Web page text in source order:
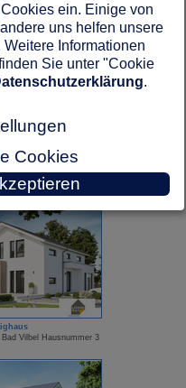
Vilbel Hausnummer 19
Vilbel Hausnummer 3
ein. Einige von
uns helfen unsere
Weitere Informationen
Sie unter "Cookie
.
Cookies